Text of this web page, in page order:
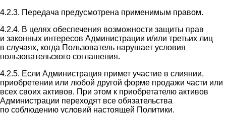
4.2.3. Передача предусмотрена применимым правом.
4.2.4. В целях обеспечения возможности защиты прав
и законных интересов Администрации и/или третьих лиц
в случаях, когда Пользователь нарушает условия
пользовательского соглашения.
4.2.5. Если Администрация примет участие в слиянии,
приобретении или любой другой форме продажи части или
всех своих активов. При этом к приобретателю активов
Администрации переходят все обязательства
по соблюдению условий настоящей Политики.